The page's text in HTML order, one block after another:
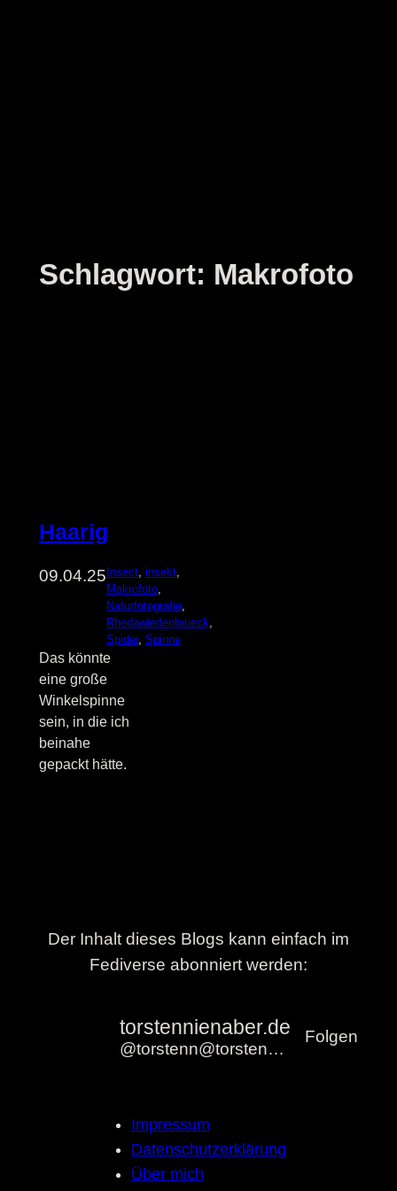
Schlagwort: Makrofoto
Haarig
09.04.25 Insect, insekt
Makrofoto
Naturfotografie
Rhedawiedenbrueck
Spider, Spinne
Das könnte
eine große
Winkelspinne
sein, in die ich
beinahe
gepackt hätte.
Der Inhalt dieses Blogs kann einfach im
Fediverse abonniert werden:
torstennienaber.de
@torstenn@torstennienaber.de
Folgen
Impressum
Datenschutzerklärung
Über mich